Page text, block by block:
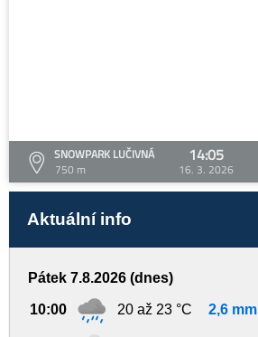
SNOWPARK LUČIVNÁ
750 m
14:05
16. 3. 2026
Aktuální info
Pátek 7.8.2026 (dnes)
10:00 20 až 23 °C 2,6 mm